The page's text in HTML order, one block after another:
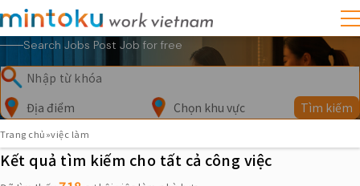
Search Jobs Post Job for free
Địa điểm Chọn khu vực Tìm kiếm
Trang chủ»việc làm
Kết quả tìm kiếm cho tất cả công việc